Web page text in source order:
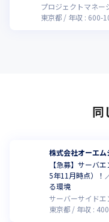
プロジェクトマネー
東京都
年収 : 600-
同
株式会社オーエム
【急募】サーバ
5年11月時点）！
る環境
サーバーサイドエ
東京都
年収 : 400